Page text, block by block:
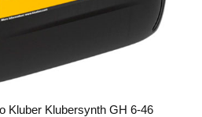
Kluber Klubersynth GH 6-46